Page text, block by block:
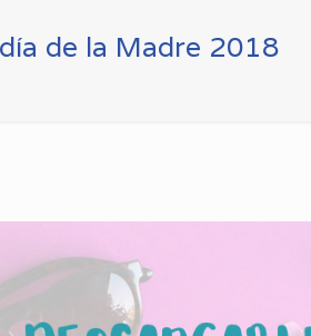
de la Madre 2018